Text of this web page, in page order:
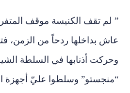
” لم تقف الكنيسة موقف
عاش بداخلها ردحاً من الزمن،
وحركت أذنابها في السلطة
“منجستو” وسلطوا عليّ أجهزة